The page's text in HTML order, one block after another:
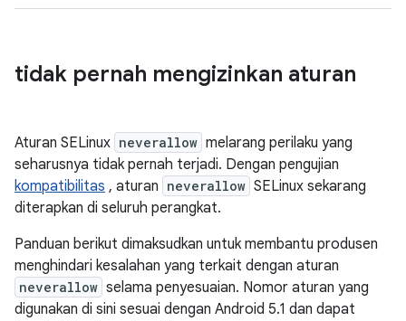
tidak pernah mengizinkan aturan
Aturan SELinux neverallow melarang perilaku yang
seharusnya tidak pernah terjadi. Dengan pengujian
kompatibilitas , aturan neverallow SELinux sekarang
diterapkan di seluruh perangkat.
Panduan berikut dimaksudkan untuk membantu produsen
menghindari kesalahan yang terkait dengan aturan
neverallow selama penyesuaian. Nomor aturan yang
digunakan di sini sesuai dengan Android 5.1 dan dapat